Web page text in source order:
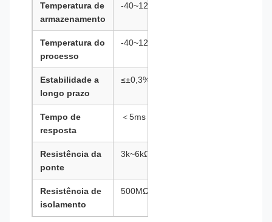
Temperatura de
armazenamento
-40~120℃
Temperatura do
processo
-40~120℃
Estabilidade a
longo prazo
≤±0,3%F.S./ano
Tempo de
resposta
＜5ms
Resistência da
ponte
3k~6kΩ
Resistência de
isolamento
500MΩ/500VDC